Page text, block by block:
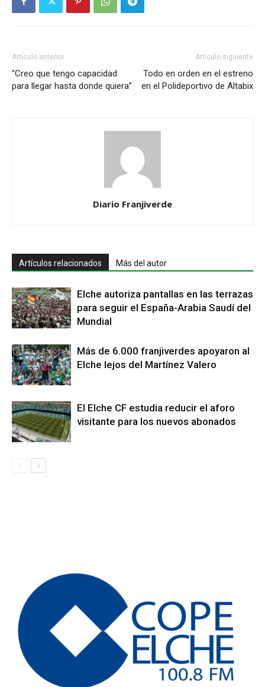
Artículo anterior
“Creo que tengo capacidad
para llegar hasta donde quiera”
Artículo siguiente
Todo en orden en el estreno
en el Polideportivo de Altabix
Diario Franjiverde
Artículos relacionados Más del autor
Elche autoriza pantallas en las terrazas
para seguir el España-Arabia Saudí del
Mundial
Más de 6.000 franjiverdes apoyaron al
Elche lejos del Martínez Valero
El Elche CF estudia reducir el aforo
visitante para los nuevos abonados